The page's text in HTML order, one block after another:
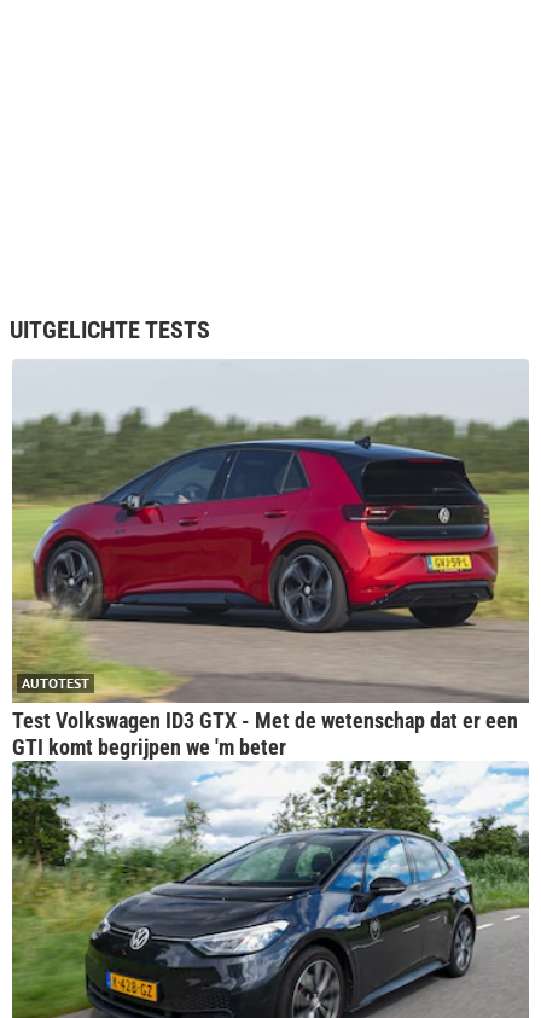
- Kia e-Soul
- Kia e-Niro
- Lexus UX 300e
- MG ZS EV
- Mini Electric
- Nissan Leaf
- Opel Corsa-e
- Peugeot e-208
- Peugeot e-2008
- Smart Forfour EQ
- Tesla Model 3
- Tesla Model Y
- Volkswagen ID4
UITGELICHTE TESTS
AUTOTEST
Test Volkswagen ID3 GTX - Met de wetenschap dat er een
GTI komt begrijpen we 'm beter